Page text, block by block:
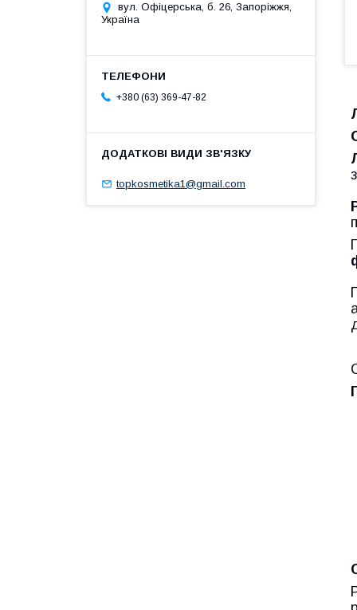
вул. Офіцерська, б. 26, Запоріжжя,
Україна
+380 (63) 369-47-82
topkosmetika1@gmail.com